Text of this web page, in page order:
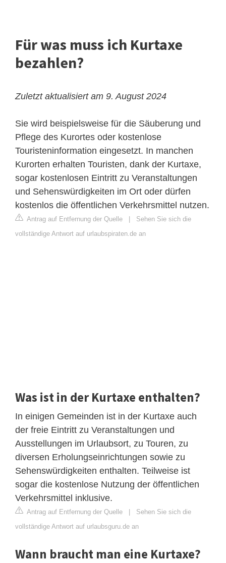
Für was muss ich Kurtaxe
bezahlen?
Zuletzt aktualisiert am 9. August 2024
Sie wird beispielsweise für die Säuberung und
Pflege des Kurortes oder kostenlose
Touristeninformation eingesetzt. In manchen
Kurorten erhalten Touristen, dank der Kurtaxe,
sogar kostenlosen Eintritt zu Veranstaltungen
und Sehenswürdigkeiten im Ort oder dürfen
kostenlos die öffentlichen Verkehrsmittel nutzen.
Antrag auf Entfernung der Quelle
Sehen Sie sich die
vollständige Antwort auf urlaubspiraten.de an
Was ist in der Kurtaxe enthalten?
In einigen Gemeinden ist in der Kurtaxe auch
der freie Eintritt zu Veranstaltungen und
Ausstellungen im Urlaubsort, zu Touren, zu
diversen Erholungseinrichtungen sowie zu
Sehenswürdigkeiten enthalten. Teilweise ist
sogar die kostenlose Nutzung der öffentlichen
Verkehrsmittel inklusive.
Antrag auf Entfernung der Quelle
Sehen Sie sich die
vollständige Antwort auf urlaubsguru.de an
Wann braucht man eine Kurtaxe?